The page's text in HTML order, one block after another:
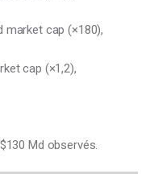
cap (×180),
cap (×1,2),
Md observés.